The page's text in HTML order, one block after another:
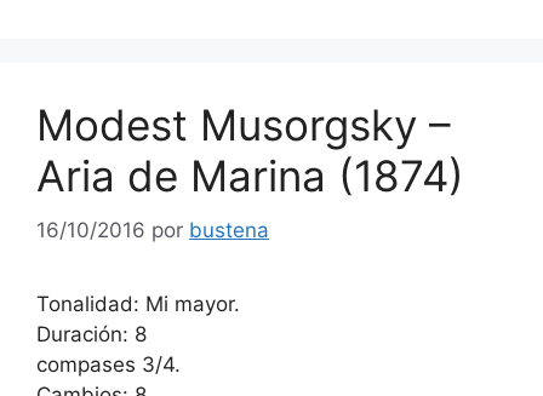
Modest Musorgsky –
Aria de Marina (1874)
16/10/2016 por bustena
Tonalidad: Mi mayor.
Duración: 8
compases 3/4.